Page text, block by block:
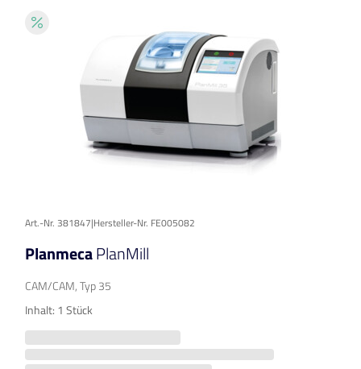
Art.-Nr. 381847|Hersteller-Nr. FE005082
PlanmecaPlanMill
CAM/CAM, Typ 35
Inhalt: 1 Stück